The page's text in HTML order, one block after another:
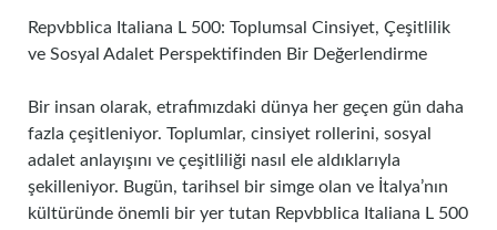
Repvbblica Italiana L 500: Toplumsal Cinsiyet, Çeşitlilik
ve Sosyal Adalet Perspektifinden Bir Değerlendirme
Bir insan olarak, etrafımızdaki dünya her geçen gün daha
fazla çeşitleniyor. Toplumlar, cinsiyet rollerini, sosyal
adalet anlayışını ve çeşitliliği nasıl ele aldıklarıyla
şekilleniyor. Bugün, tarihsel bir simge olan ve İtalya’nın
kültüründe önemli bir yer tutan Repvbblica Italiana L 500